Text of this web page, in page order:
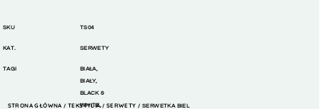
SKU TS04
KAT. SERWETY
TAGI BIAŁA,
BIAŁY,
BLACK &
WHITE,
STRONA GŁÓWNA /TEKSTYLIA/ SERWETY / SERWETKA BIEL